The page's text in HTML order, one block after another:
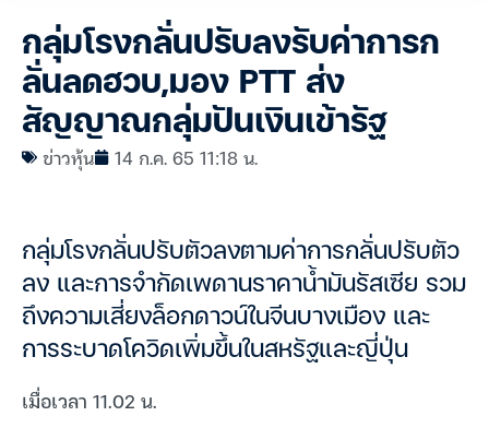
กลุ่มโรงกลั่นปรับลงรับค่าการก
ลั่นลดฮวบ,มอง PTT ส่ง
สัญญาณกลุ่มปันเงินเข้ารัฐ
ข่าวหุ้น 14 ก.ค. 65 11:18 น.
กลุ่มโรงกลั่นปรับตัวลงตามค่าการกลั่นปรับตัว
ลง และการจำกัดเพดานราคาน้ำมันรัสเซีย รวม
ถึงความเสี่ยงล็อกดาวน์ในจีนบางเมือง และ
การระบาดโควิดเพิ่มขึ้นในสหรัฐและญี่ปุ่น
เมื่อเวลา 11.02 น.